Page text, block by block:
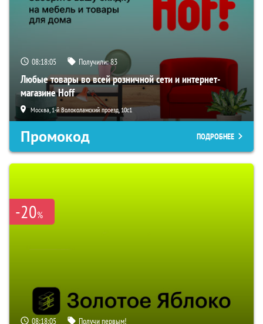
08:18:04 Получили:83
Любые товары во всей розничной сети и интернет-
магазине Hoff
Москва, 1-й Волоколамский проезд, 10с1
Промокод ПОДРОБНЕЕ
-20%
08:18:04 Получи первым!